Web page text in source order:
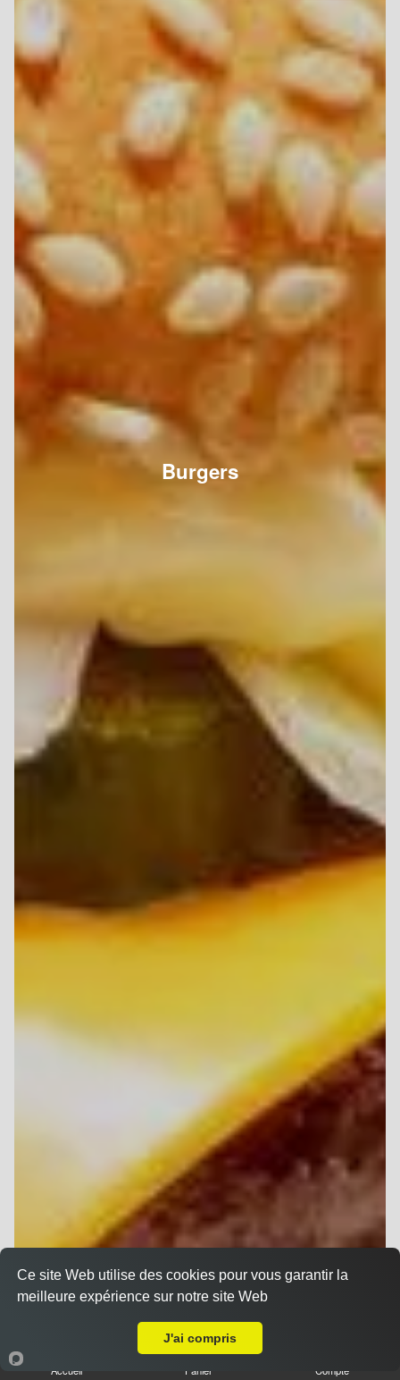
Burgers
Accueil Panier Compte
Ce site Web utilise des cookies pour vous garantir la
meilleure expérience sur notre site Web
J'ai compris